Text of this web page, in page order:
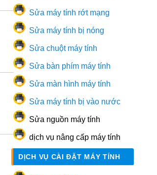
Sửa máy tính rớt mạng
Sửa máy tính bị nóng
Sửa chuột máy tính
Sửa bàn phím máy tính
Sửa màn hình máy tính
Sửa máy tính bị vào nước
Sửa nguồn máy tính
dịch vụ nâng cấp máy tính
DỊCH VỤ CÀI ĐẶT MÁY TÍNH